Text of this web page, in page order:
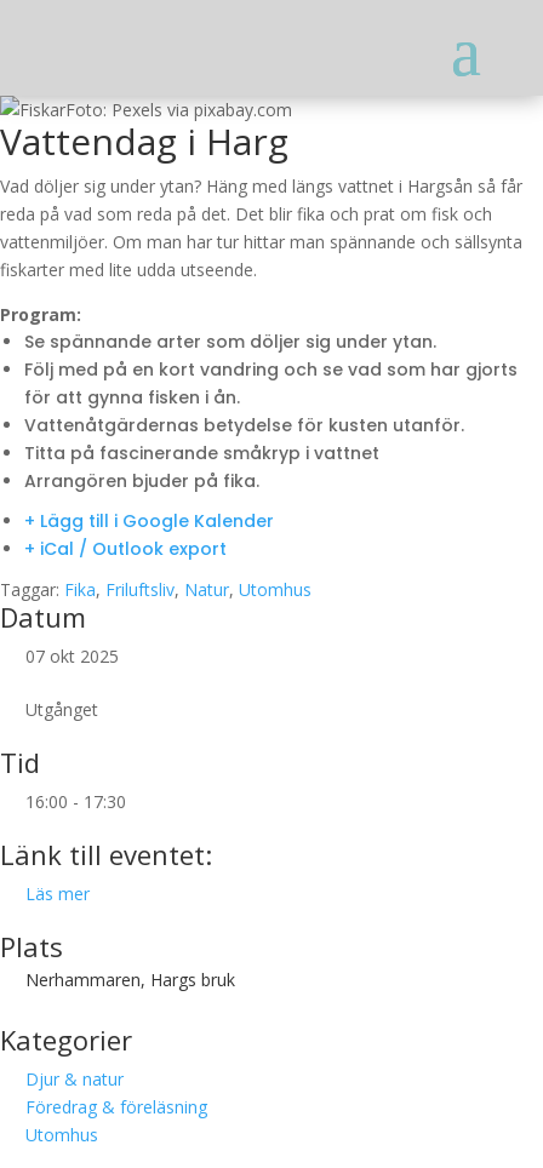
Foto: Pexels via pixabay.com
Vattendag i Harg
Vad döljer sig under ytan? Häng med längs vattnet i Hargsån så får
reda på vad som reda på det. Det blir fika och prat om fisk och
vattenmiljöer. Om man har tur hittar man spännande och sällsynta
fiskarter med lite udda utseende.
Program:
Se spännande arter som döljer sig under ytan.
Följ med på en kort vandring och se vad som har gjorts
för att gynna fisken i ån.
Vattenåtgärdernas betydelse för kusten utanför.
Titta på fascinerande småkryp i vattnet
Arrangören bjuder på fika.
+ Lägg till i Google Kalender
+ iCal / Outlook export
Taggar: Fika, Friluftsliv, Natur, Utomhus
Datum
07 okt 2025
Utgånget
Tid
16:00 - 17:30
Länk till eventet:
Läs mer
Plats
Nerhammaren, Hargs bruk
Kategorier
Djur & natur
Föredrag & föreläsning
Utomhus